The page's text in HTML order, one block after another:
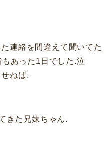
連絡を間違えて聞いてた
あった1日でした.泣
ねば.
きた兄妹ちゃん.